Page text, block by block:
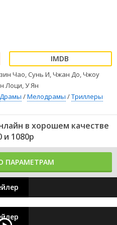
Чао, Сунь И, Чжан До, Чжоу
Лоци, У Ян
Драмы /Мелодрамы /Триллеры
в хорошем качестве
и 1080p
ПАРАМЕТРАМ